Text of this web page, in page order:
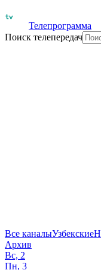
Телепрограмма
Поиск телепередач
Все каналыУзбекские
Архив
Вс, 2
Пн, 3